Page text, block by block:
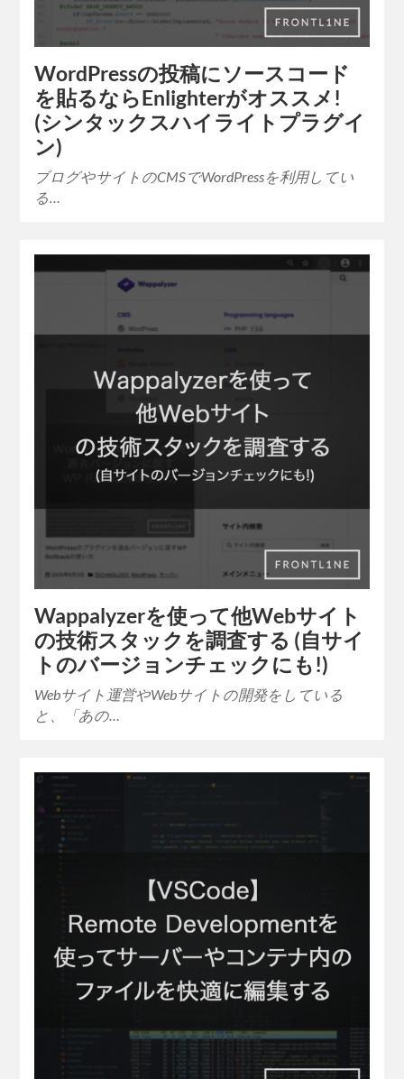
WordPressの投稿にソースコード
を貼るならEnlighterがオススメ!
(シンタックスハイライトプラグイ
ン)
ブログやサイトのCMSでWordPressを利用してい
る…
Wappalyzerを使って他Webサイト
の技術スタックを調査する (自サイ
トのバージョンチェックにも!)
Webサイト運営やWebサイトの開発をしている
と、「あの…